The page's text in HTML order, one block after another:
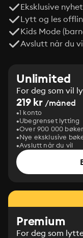
Eksklusive
Lytt og les
Kids Mode
Avslutt når du
Unlimited
For deg som vil
219 kr /måned
1 konto
Ubegrenset lytting
Over 900 000 bøker
Nye eksklusive
Avslutt når du vil
Premium
For deg som